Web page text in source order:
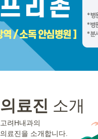
다음 슬라이드
의료진 소개
고려H내과의
의료진을 소개합니다.